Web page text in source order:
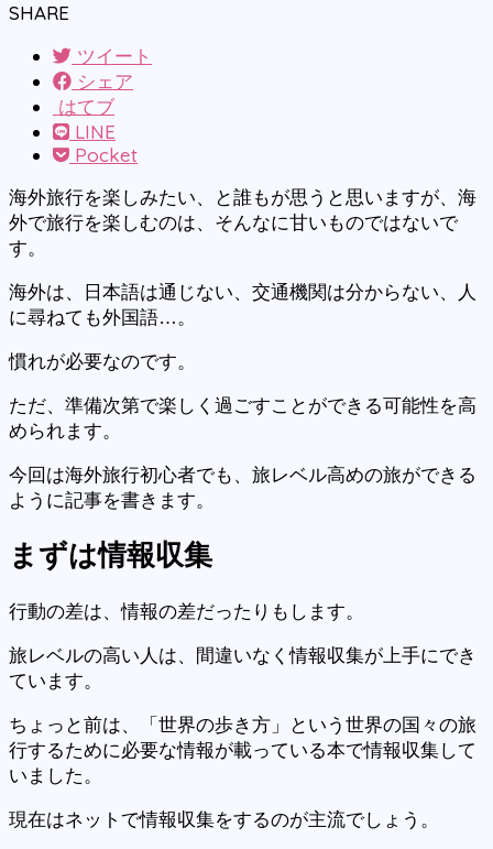
SHARE
ツイート
シェア
はてブ
LINE
Pocket
海外旅行を楽しみたい、と誰もが思うと思いますが、海
外で旅行を楽しむのは、そんなに甘いものではないで
す。
海外は、日本語は通じない、交通機関は分からない、人
に尋ねても外国語…。
慣れが必要なのです。
ただ、準備次第で楽しく過ごすことができる可能性を高
められます。
今回は海外旅行初心者でも、旅レベル高めの旅ができる
ように記事を書きます。
まずは情報収集
行動の差は、情報の差だったりもします。
旅レベルの高い人は、間違いなく情報収集が上手にでき
ています。
ちょっと前は、「世界の歩き方」という世界の国々の旅
行するために必要な情報が載っている本で情報収集して
いました。
現在はネットで情報収集をするのが主流でしょう。